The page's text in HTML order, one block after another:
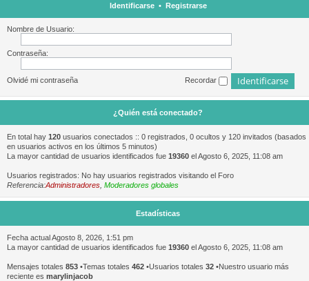
Identificarse• Registrarse
Nombre de Usuario:
Contraseña:
Olvidé mi contraseña Recordar
¿Quién está conectado?
En total hay 120 usuarios conectados :: 0 registrados, 0 ocultos y 120 invitados (basados
en usuarios activos en los últimos 5 minutos)
La mayor cantidad de usuarios identificados fue 19360 el Agosto 6, 2025, 11:08 am
Usuarios registrados: No hay usuarios registrados visitando el Foro
Referencia:Administradores Moderadores globales
Estadísticas
Fecha actual Agosto 8, 2026, 1:51 pm
La mayor cantidad de usuarios identificados fue 19360 el Agosto 6, 2025, 11:08 am
Mensajes totales 853 •Temas totales 462 •Usuarios totales 32 •Nuestro usuario más
reciente es marylinjacob